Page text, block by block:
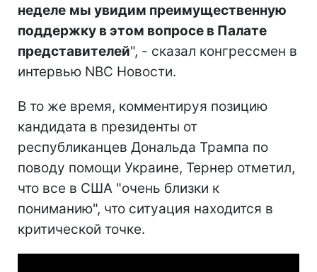
неделе мы увидим преимущественную
поддержку в этом вопросе в Палате
представителей", - сказал конгрессмен в
интервью NBC Новости.
В то же время, комментируя позицию
кандидата в президенты от
республиканцев Дональда Трампа по
поводу помощи Украине, Тернер отметил,
что все в США "очень близки к
пониманию", что ситуация находится в
критической точке.